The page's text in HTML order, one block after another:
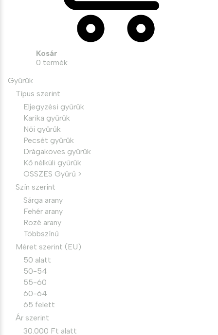
Kosár
0 termék
Gyűrűk
Típus szerint
Eljegyzési gyűrűk
Karika gyűrűk
Női gyűrűk
Pecsét gyűrűk
Drágaköves gyűrűk
Kő nélküli gyűrűk
ÖSSZES Gyűrű >
Szín szerint
Sárga arany
Fehér arany
Rozé arany
Többszínű
Méret szerint (EU)
50 alatt
50-54
55-60
60-64
65 felett
Ár szerint
30.000 Ft alatt